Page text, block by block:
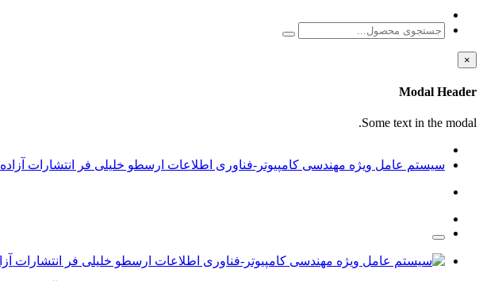
×
Modal Header
Some text in the modal.
سیستم عامل ویژه مهندسی کامپیوتر-فناوری اطلاعات ارسطو خلیلی فر انتشارات آزاده